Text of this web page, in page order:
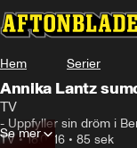
Hem Serier
Annika Lantz
TV
- Uppfyller sin dröm i
TV •18.07.16 • 85 sek
Se mer